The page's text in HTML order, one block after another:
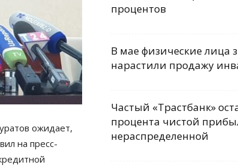
ожидает,
на пресс-
процентов
В мае физические лица
нарастили продажу
Частый «Трастбанк»
процента чистой
нераспределенной